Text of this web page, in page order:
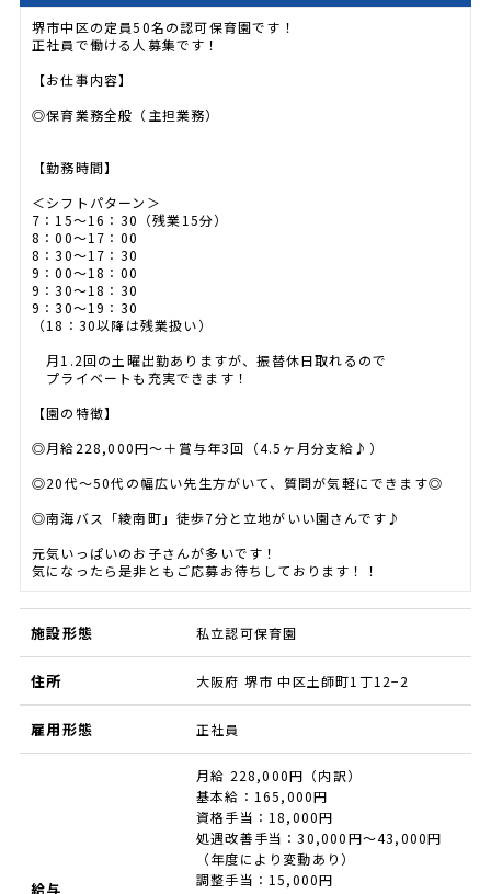
堺市中区の定員50名の認可保育園です！
正社員で働ける人募集です！
【お仕事内容】
◎保育業務全般（主担業務）
【勤務時間】
＜シフトパターン＞
7：15～16：30（残業15分）
8：00～17：00
8：30～17：30
9：00～18：00
9：30～18：30
9：30～19：30
（18：30以降は残業扱い）
月1.2回の土曜出勤ありますが、振替休日取れるので
プライベートも充実できます！
【園の特徴】
◎月給228,000円～＋賞与年3回（4.5ヶ月分支給♪）
◎20代～50代の幅広い先生方がいて、質問が気軽にできます◎
◎南海バス「綾南町」徒歩7分と立地がいい園さんです♪
元気いっぱいのお子さんが多いです！
気になったら是非ともご応募お待ちしております！！
施設形態 私立認可保育園
住所 大阪府 堺市 中区土師町1丁12−2
雇用形態 正社員
給与
月給 228,000円（内訳）
基本給：165,000円
資格手当：18,000円
処遇改善手当：30,000円〜43,000円
（年度により変動あり）
調整手当：15,000円